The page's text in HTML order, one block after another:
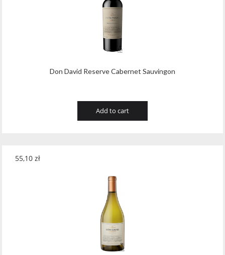
Don David Reserve Cabernet Sauvingon
Add to cart
55,10 zł